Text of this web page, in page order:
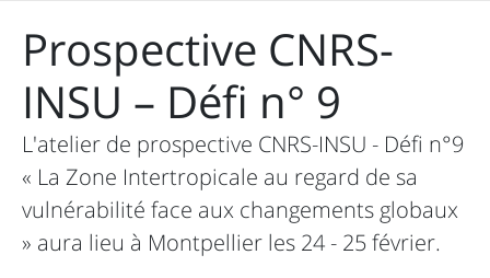
Prospective CNRS-
INSU – Défi n° 9
L'atelier de prospective CNRS-INSU - Défi n°9
« La Zone Intertropicale au regard de sa
vulnérabilité face aux changements globaux
» aura lieu à Montpellier les 24 - 25 février.